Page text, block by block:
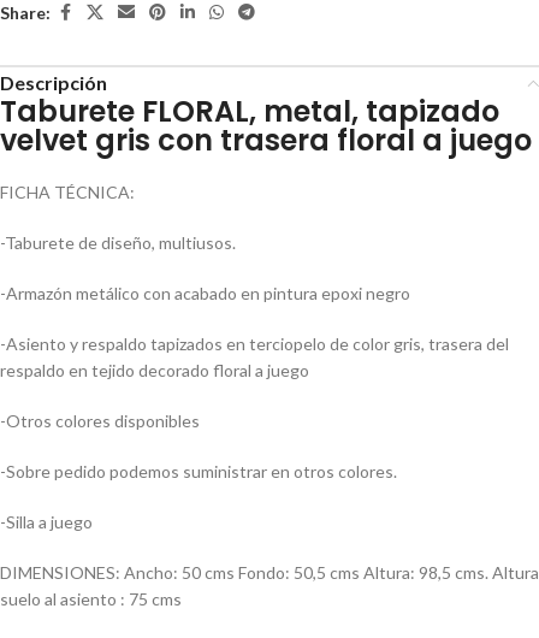
Share:
Descripción
Taburete FLORAL, metal, tapizado
velvet gris con trasera floral a juego
FICHA TÉCNICA:
-Taburete de diseño, multiusos.
-Armazón metálico con acabado en pintura epoxi negro
-Asiento y respaldo tapizados en terciopelo de color gris, trasera del
respaldo en tejido decorado floral a juego
-Otros colores disponibles
-Sobre pedido podemos suministrar en otros colores.
-Silla a juego
DIMENSIONES: Ancho: 50 cms Fondo: 50,5 cms Altura: 98,5 cms. Altura
suelo al asiento : 75 cms